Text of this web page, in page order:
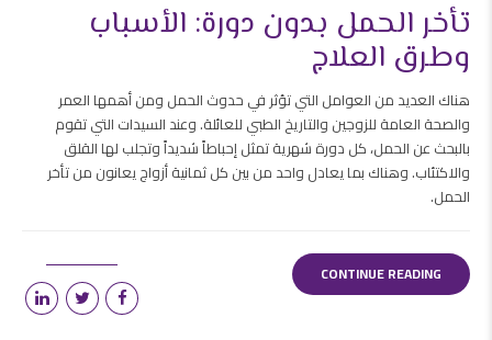
تأخر الحمل بدون دورة: الأسباب
وطرق العلاج
هناك العديد من العوامل التي تؤثر في حدوث الحمل ومن أهمها العمر
والصحة العامة للزوجين والتاريخ الطبي للعائلة. وعند السيدات التي تقوم
بالبحث عن الحمل، كل دورة شهرية تمثل إحباطاً شديداً وتجلب لها القلق
والاكتئاب. وهناك بما يعادل واحد من بين كل ثمانية أزواج يعانون من تأخر
الحمل.
CONTINUE READING